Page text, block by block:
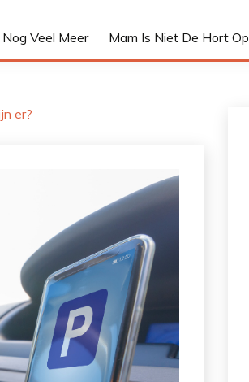
Nog Veel Meer Mam Is Niet De Hort Op
er?